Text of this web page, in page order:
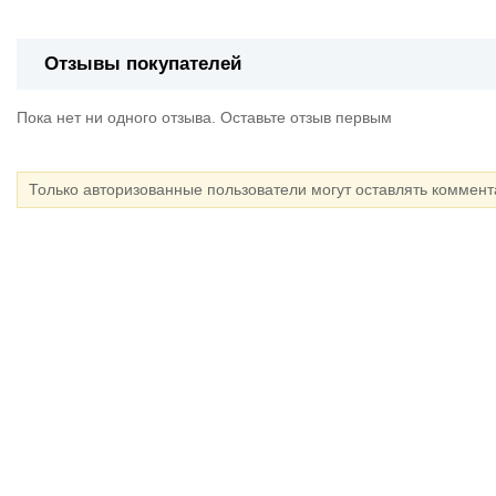
Отзывы покупателей
Пока нет ни одного отзыва. Оставьте отзыв первым
Только авторизованные пользователи могут оставлять